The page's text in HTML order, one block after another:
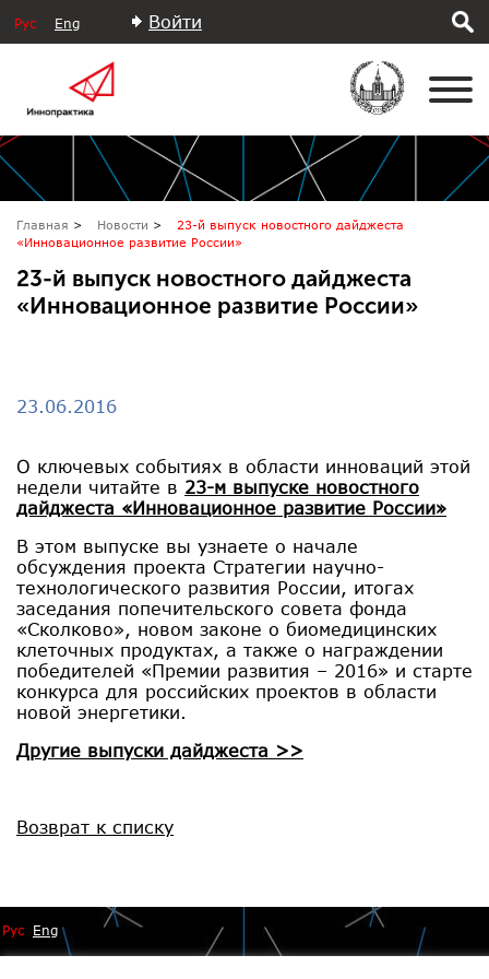
Рус Eng Войти
Главная Новости
23-й выпуск новостного дайджеста
«Инновационное развитие России»
23-й выпуск новостного дайджеста
«Инновационное развитие России»
23.06.2016
О ключевых событиях в области инноваций этой
недели читайте в 23-м выпуске новостного
дайджеста «Инновационное развитие России»
В этом выпуске вы узнаете о начале
обсуждения проекта Стратегии научно-
технологического развития России, итогах
заседания попечительского совета фонда
«Сколково», новом законе о биомедицинских
клеточных продуктах, а также о награждении
победителей «Премии развития – 2016» и старте
конкурса для российских проектов в области
новой энергетики.
Другие выпуски дайджеста >>
Возврат к списку
Рус Eng